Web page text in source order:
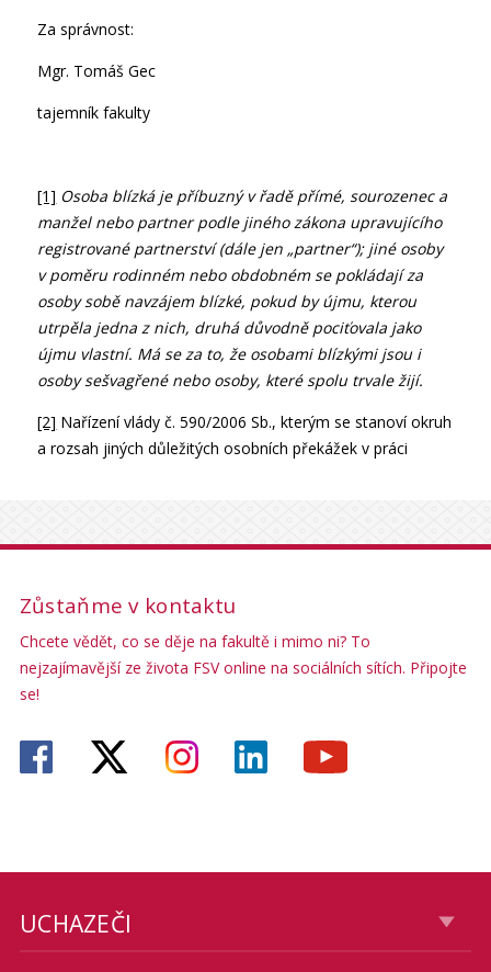
Za správnost:
Mgr. Tomáš Gec
tajemník fakulty
[1] Osoba blízká je příbuzný v řadě přímé, sourozenec a
manžel nebo partner podle jiného zákona upravujícího
registrované partnerství (dále jen „partner“); jiné osoby
v poměru rodinném nebo obdobném se pokládají za
osoby sobě navzájem blízké, pokud by újmu, kterou
utrpěla jedna z nich, druhá důvodně pociťovala jako
újmu vlastní. Má se za to, že osobami blízkými jsou i
osoby sešvagřené nebo osoby, které spolu trvale žijí.
[2] Nařízení vlády č. 590/2006 Sb., kterým se stanoví okruh
a rozsah jiných důležitých osobních překážek v práci
Zůstaňme v kontaktu
Chcete vědět, co se děje na fakultě i mimo ni? To
nejzajímavější ze života FSV online na sociálních sítích. Připojte
se!
UCHAZEČI